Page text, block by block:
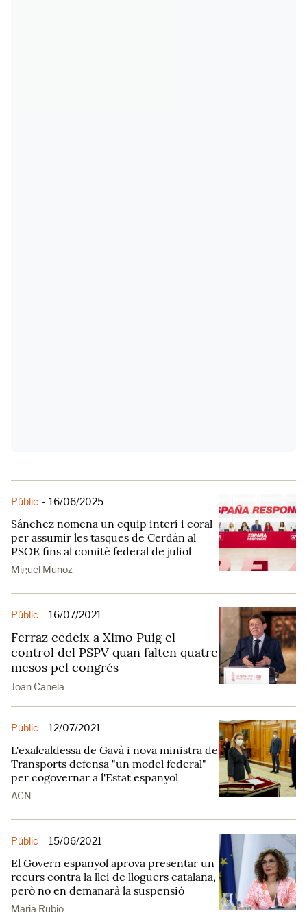
Públic - 16/06/2025
Sánchez nomena un equip interí i coral
per assumir les tasques de Cerdán al
PSOE fins al comitè federal de juliol
Miguel Muñoz
Públic - 16/07/2021
Ferraz cedeix a Ximo Puig el
control del PSPV quan falten quatre
mesos pel congrés
Joan Canela
Públic - 12/07/2021
L'exalcaldessa de Gavà i nova ministra de
Transports defensa "un model federal"
per cogovernar a l'Estat espanyol
ACN
Públic - 15/06/2021
El Govern espanyol aprova presentar un
recurs contra la llei de lloguers catalana,
però no en demanarà la suspensió
Maria Rubio